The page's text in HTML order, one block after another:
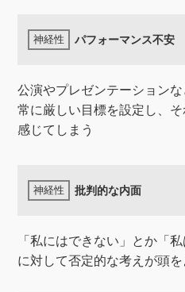
パフォーマンス不安
公演やプレゼンテーション
常に厳しい目標を設定し、
感じてしまう
批判的な内面
「私にはできない」とか「
に対して否定的な考えが頭